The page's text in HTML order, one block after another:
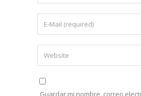
Guardar mi nombre, correo